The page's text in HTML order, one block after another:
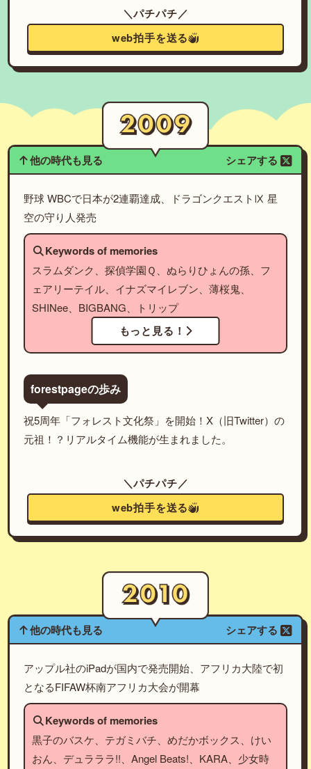
＼パチパチ／
web拍手を送る
他の時代も見る シェアする
野球 WBCで日本が2連覇達成、ドラゴンクエストⅨ 星
空の守り人発売
Keywords of memories
スラムダンク、探偵学園Ｑ、ぬらりひょんの孫、フ
ェアリーテイル、イナズマイレブン、薄桜鬼、
SHINee、BIGBANG、トリップ
もっと見る！
forestpageの歩み
祝5周年「フォレスト文化祭」を開始！X（旧Twitter）の
元祖！？リアルタイム機能が生まれました。
＼パチパチ／
web拍手を送る
他の時代も見る シェアする
アップル社のiPadが国内で発売開始、アフリカ大陸で初
となるFIFAW杯南アフリカ大会が開幕
Keywords of memories
黒子のバスケ、テガミバチ、めだかボックス、けい
おん、デュラララ!!、Angel Beats!、KARA、少女時